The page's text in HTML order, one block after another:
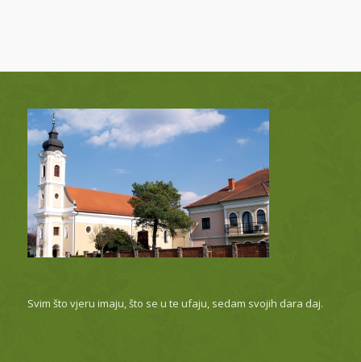
Svim što vjeru imaju, što se u te ufaju, sedam svojih dara daj.